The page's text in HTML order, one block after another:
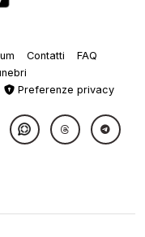
Contatti
FAQ
Preferenze privacy